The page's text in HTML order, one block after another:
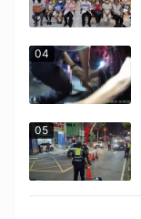
04
05